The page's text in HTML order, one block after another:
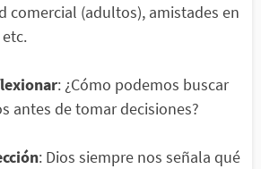
comercial (adultos), amistades en
: ¿Cómo podemos buscar
antes de tomar decisiones?
: Dios siempre nos señala qué